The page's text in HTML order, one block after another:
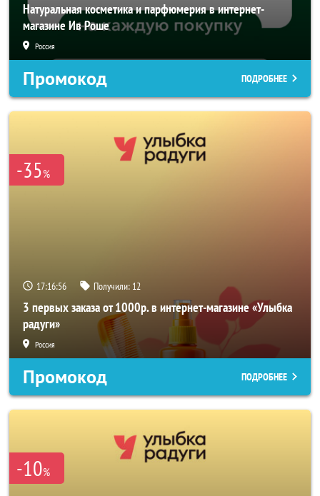
Натуральная косметика и парфюмерия в интернет-
магазине Ив Роше
Россия
Промокод ПОДРОБНЕЕ
-35%
17:16:55 Получили: 12
3 первых заказа от 1000р. в интернет-магазине «Улыбка
радуги»
Россия
Промокод ПОДРОБНЕЕ
-10%